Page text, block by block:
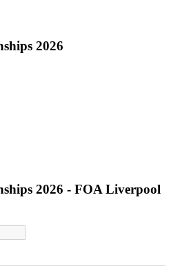
2026
2026 - FOA Liverpool